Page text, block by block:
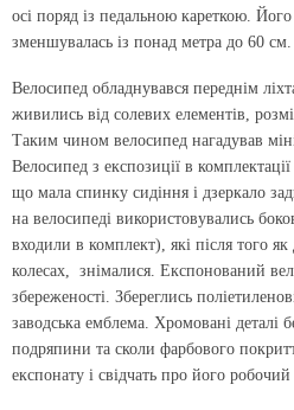
осі поряд із педальною кареткою.
зменшувалась із понад метра до 60 см.
Велосипед обладнувався переднім
живились від солевих елементів,
Таким чином велосипед нагадував
Велосипед з експозиції в
що мала спинку сидіння і дзеркало
на велосипеді використовувались
входили в комплект), які після того
колесах, знімалися. Експонований
збереженості. Збереглись
заводська емблема. Хромовані деталі
подряпини та сколи фарбового
експонату і свідчать про його робочий